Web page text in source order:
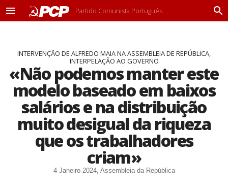
M
Partido Comunista Português
P
a
INTERVENÇÃO DE ALFREDO MAIA NA ASSEMBLEIA DE REPÚBLICA,
INTERPELAÇÃO AO GOVERNO
«Não podemos manter este
modelo baseado em baixos
salários e na distribuição
muito desigual da riqueza
que os trabalhadores
criam»
4 Janeiro 2024, Assembleia da República